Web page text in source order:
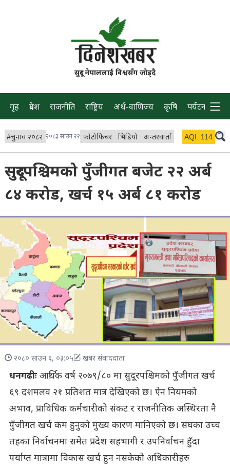
सुदूर नेपाललाई विश्वसँग जोड्दै
गृह प्रदेश राजनीति राष्ट्रिय अर्थ-वाणिज्य कृषि पर्यटन प्रवास
#चुनाव २०८२ २०८३ साउन २२ फोटोफिचर भिडियो अन्तरवार्ता विचार/ब्लग
AQI: 114
सुदूरपश्चिमको पुँजीगत बजेट २२ अर्ब
८४ करोड, खर्च १५ अर्ब ८१ करोड
२०८० साउन ६, ०३:०५ खबर संवाददाता
धनगढीःआर्थिक वर्ष २०७९/८० मा सुदूरपश्चिमको पुँजीगत खर्च
६९ दशमलव २१ प्रतिशत मात्र देखिएको छ। ऐन नियमको
अभाव, प्राविधिक कर्मचारीको संकट र राजनीतिक अस्थिरता नै
पुँजीगत खर्च कम हुनुको मुख्य कारण मानिएको छ। संघका उच्च
तहका निर्वाचनमा समेत प्रदेश सहभागी र उपनिर्वाचन हुँदा
पर्याप्त मात्रामा विकास खर्च हुन नसकेको अधिकारीहरु